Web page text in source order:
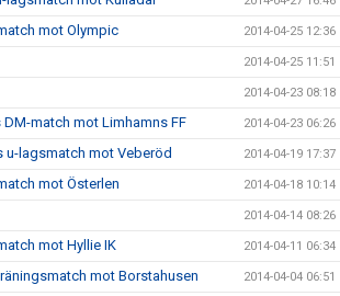
mot Olympic 2014-04-25 12:36
2014-04-25 11:51
2014-04-23 08:18
match mot Limhamns FF 2014-04-23 06:26
u-lagsmatch mot Veberöd 2014-04-19 17:37
mot Österlen 2014-04-18 10:14
2014-04-14 08:26
mot Hyllie IK 2014-04-11 06:34
mot Borstahusen 2014-04-04 06:51